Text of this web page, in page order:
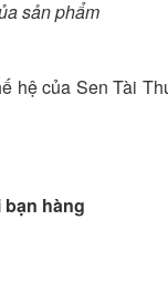
sản phẩm
hệ của Sen Tài
bạn hàng